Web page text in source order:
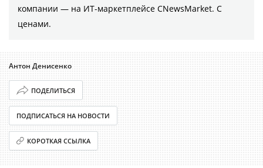
компании ― на ИТ-маркетплейсе CNewsMarket. С
ценами.
Антон Денисенко
ПОДЕЛИТЬСЯ
ПОДПИСАТЬСЯ НА НОВОСТИ
КОРОТКАЯ ССЫЛКА